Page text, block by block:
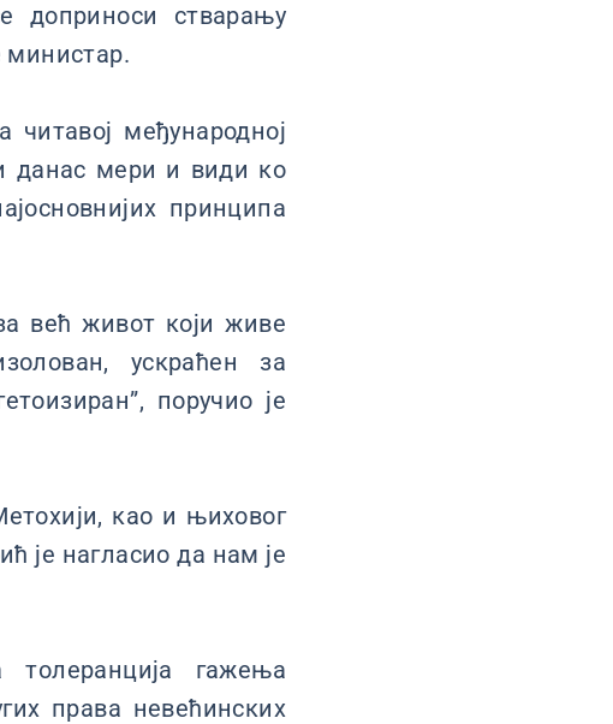
доприноси стварању
министар.
међународној
данас мери и види ко
принципа
већ живот који живе
ускраћен за
поручио је
као и њиховог
је нагласио да нам је
гажења
права невећинских